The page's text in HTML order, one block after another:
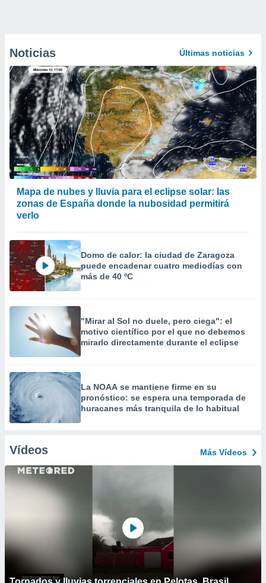
Noticias Últimas noticias
Mapa de nubes y lluvia para el eclipse solar: las
zonas de España donde la nubosidad permitirá
verlo
Domo de calor: la ciudad de Zaragoza
puede encadenar cuatro mediodías con
más de 40 ºC
"Mirar al Sol no duele, pero ciega": el
motivo científico por el que no debemos
mirarlo directamente durante el eclipse
La NOAA se mantiene firme en su
pronóstico: se espera una temporada de
huracanes más tranquila de lo habitual
Vídeos Más Vídeos